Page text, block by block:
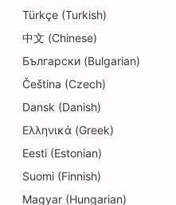
SEO pre služby
SEO pre čistiarne
SEO pre predajne
SEO pre strojárske firmy
SEO pre endodontistov
Türkçe (Turkish)
中文 (Chinese)
Български (Bulgarian)
Čeština (Czech)
Dansk (Danish)
Ελληνικά (Greek)
Eesti (Estonian)
Suomi (Finnish)
Magyar (Hungarian)